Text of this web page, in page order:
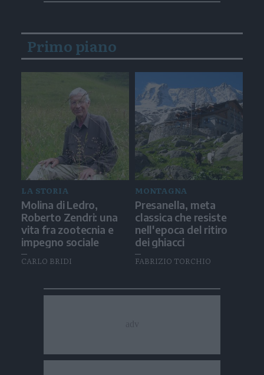
Primo piano
LA STORIA
Molina di Ledro,
Roberto Zendri: una
vita fra zootecnia e
impegno sociale
CARLO BRIDI
MONTAGNA
Presanella, meta
classica che resiste
nell'epoca del ritiro
dei ghiacci
FABRIZIO TORCHIO